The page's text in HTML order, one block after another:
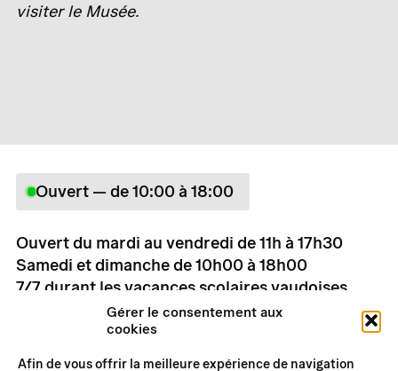
Gérer le consentement aux
cookies
Afin de vous offrir la meilleure expérience de navigation
visiter le Musée.
Ouvert — de 10:00 à 18:00
Ouvert du mardi au vendredi de 11h à 17h30
Samedi et dimanche de 10h00 à 18h00
7/7 durant les vacances scolaires vaudoises
Informations pratiques